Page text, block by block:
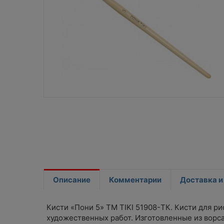
Описание Комментарии Доставка и
Кисти «Пони 5» TM TIKI 51908-ТК. Кисти для
художественных работ. Изготовленные из